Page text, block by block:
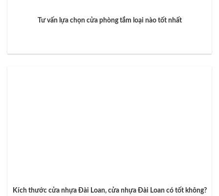
Tư vấn lựa chọn cửa phòng tắm loại nào tốt nhất
Kích thước cửa nhựa Đài Loan, cửa nhựa Đài Loan có tốt không?